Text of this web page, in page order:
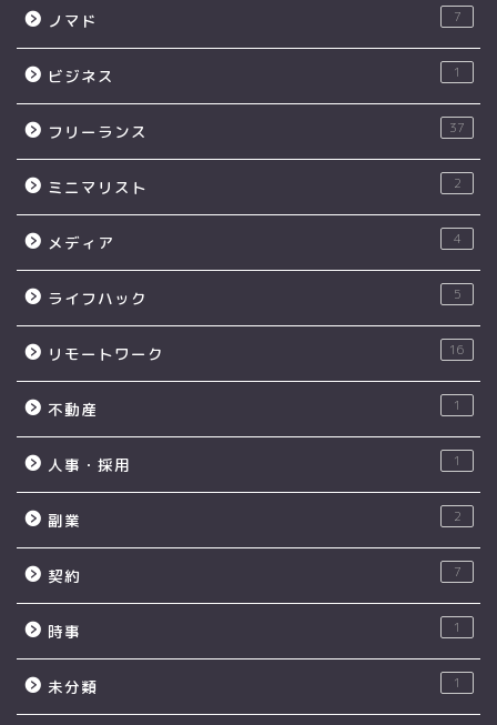
ノマド 7
ビジネス 1
フリーランス 37
ミニマリスト 2
メディア 4
ライフハック 5
リモートワーク 16
不動産 1
人事・採用 1
副業 2
契約 7
時事 1
未分類 1